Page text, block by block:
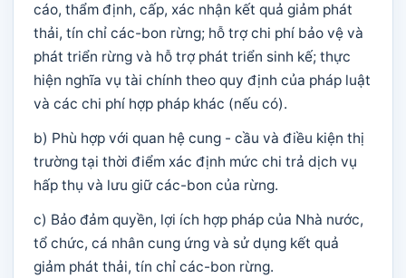
cáo, thẩm định, cấp, xác nhận kết quả giảm phát
thải, tín chỉ các-bon rừng; hỗ trợ chi phí bảo vệ và
phát triển rừng và hỗ trợ phát triển sinh kế; thực
hiện nghĩa vụ tài chính theo quy định của pháp luật
và các chi phí hợp pháp khác (nếu có).
b) Phù hợp với quan hệ cung - cầu và điều kiện thị
trường tại thời điểm xác định mức chi trả dịch vụ
hấp thụ và lưu giữ các-bon của rừng.
c) Bảo đảm quyền, lợi ích hợp pháp của Nhà nước,
tổ chức, cá nhân cung ứng và sử dụng kết quả
giảm phát thải, tín chỉ các-bon rừng.